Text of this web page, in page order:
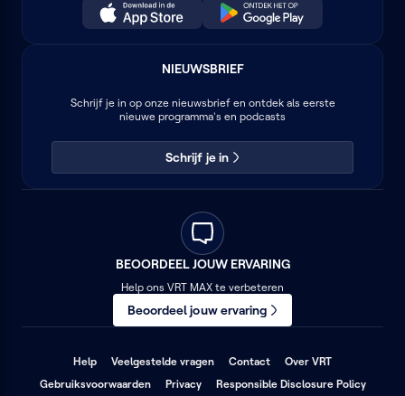
NIEUWSBRIEF
Schrijf je in op onze nieuwsbrief en ontdek als eerste
nieuwe programma's en podcasts
Schrijf je in
BEOORDEEL JOUW ERVARING
Help ons VRT MAX te verbeteren
Beoordeel jouw ervaring
Help Veelgestelde vragen (opent
een
Contact (opent
een
Over VRT
een
Gebruiksvoorwaarden (opent
Privacy(opentResponsible Disclosure Policy(opent